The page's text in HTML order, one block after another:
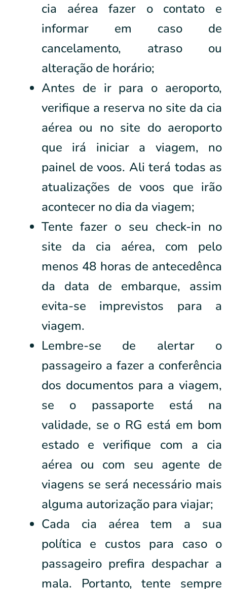
cia aérea fazer o contato e
informar em caso de
cancelamento, atraso ou
alteração de horário;
Antes de ir para o aeroporto,
verifique a reserva no site da cia
aérea ou no site do aeroporto
que irá iniciar a viagem, no
painel de voos. Ali terá todas as
atualizações de voos que irão
acontecer no dia da viagem;
Tente fazer o seu check-in no
site da cia aérea, com pelo
menos 48 horas de antecedênca
da data de embarque, assim
evita-se imprevistos para a
viagem.
Lembre-se de alertar o
passageiro a fazer a conferência
dos documentos para a viagem,
se o passaporte está na
validade, se o RG está em bom
estado e verifique com a cia
aérea ou com seu agente de
viagens se será necessário mais
alguma autorização para viajar;
Cada cia aérea tem a sua
política e custos para caso o
passageiro prefira despachar a
mala. Portanto, tente sempre